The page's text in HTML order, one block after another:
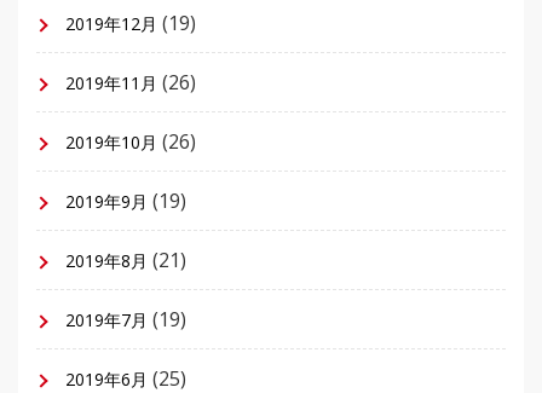
2019年12月 (19)
2019年11月 (26)
2019年10月 (26)
2019年9月 (19)
2019年8月 (21)
2019年7月 (19)
2019年6月 (25)